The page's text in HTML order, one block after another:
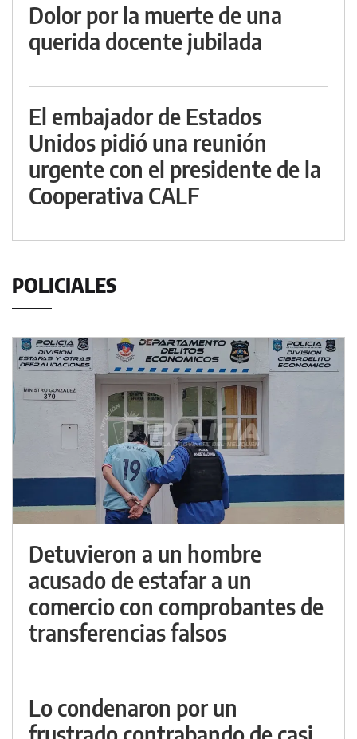
Dolor por la muerte de una
querida docente jubilada
El embajador de Estados
Unidos pidió una reunión
urgente con el presidente de la
Cooperativa CALF
POLICIALES
Detuvieron a un hombre
acusado de estafar a un
comercio con comprobantes de
transferencias falsos
Lo condenaron por un